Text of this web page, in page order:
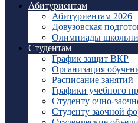
Абитуриентам
Абитуриентам 2026
Довузовская
Олимпиады
Студентам
График защит ВКР
Организация
Расписание занятий
Графики учебного
Студенту очно-
Студенту заочной